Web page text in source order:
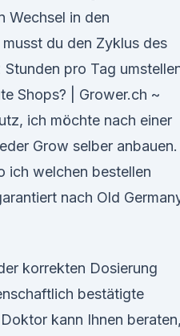
Wechsel in den
du den Zyklus des
pro Tag
Shops? | Grower.ch ~
ich möchte nach einer
Grow selber anbauen.
ich welchen bestellen
nach Old
korrekten Dosierung
bestätigte
kann Ihnen